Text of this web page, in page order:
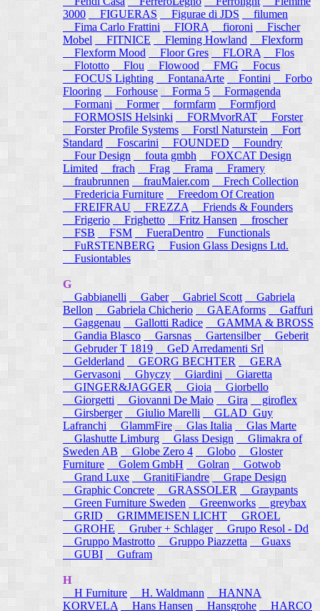
3000
FIGUERAS Figurae di JDS
filumen
Fima Carlo Frattini
FIORA fioroni
Fischer
Mobel
FITNICE Fleming Howland
Flexform
Flexform Mood
Floor Gres FLORA
Flos
Flototto
Flou Flowood FMG
Focus
FOCUS Lighting
FontanaArte Fontini
Forbo
Flooring
Forhouse Forma 5
Formagenda
Formani
Former formfarm
Formfjord
FORMOSIS Helsinki
FORMvorRAT
Forster
Forster Profile Systems
Forstl Naturstein
Fort
Standard
Foscarini FOUNDED
Foundry
Four Design
fouta gmbh
FOXCAT Design
Limited
frach Frag Frama
Framery
fraubrunnen
frauMaier.com
Frech Collection
Fredericia Furniture
Freedom Of Creation
FREIFRAU
FREZZA
Friends & Founders
Frigerio
Frighetto Fritz Hansen
froscher
FSB
FSM FueraDentro
Functionals
FuRSTENBERG
Fusion Glass Designs Ltd.
Fusiontables
G
Gabbianelli
Gaber Gabriel Scott
Gabriela
Bellon
Gabriela Chicherio GAEAforms
Gaffuri
Gaggenau
Gallotti Radice
GAMMA & BROSS
Gandia Blasco
Garsnas Gartensilber
Geberit
Gebruder T 1819
GeD Arredamenti Srl
Gelderland
GEORG BECHTER
GERA
Gervasoni
Ghyczy Giardini
Giaretta
GINGER&JAGGER
Gioia
Giorbello
Giorgetti
Giovanni De Maio Gira
giroflex
Girsberger
Giulio Marelli
GLAD_Guy
Lafranchi
GlammFire Glas Italia
Glas Marte
Glashutte Limburg
Glass Design
Glimakra of
Sweden AB
Globe Zero 4 Globo
Gloster
Furniture
Golem GmbH Golran
Gotwob
Grand Luxe
GranitiFiandre
Grape Design
Graphic Concrete
GRASSOLER
Graypants
Green Furniture Sweden
Greenworks
greybax
GRID
GRIMMEISEN LICHT
GROEL
GROHE
Gruber + Schlager
Grupo Resol - Dd
Gruppo Mastrotto
Gruppo Piazzetta
Guaxs
GUBI
Gufram
H
H Furniture
H. Waldmann
HANNA
KORVELA
Hans Hansen Hansgrohe HARCO